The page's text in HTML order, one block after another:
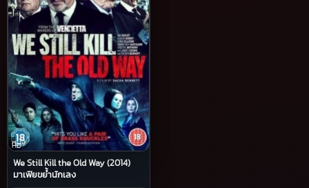
หนัง
HD
We Still Kill the Old Way (2014)
มาเฟียขย้ำนักเลง